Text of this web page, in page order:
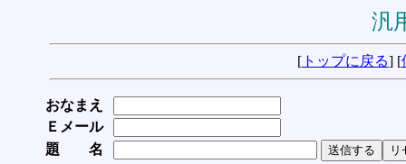
汎
[ トップに戻る] [
おなまえ
Ｅメール
題 名